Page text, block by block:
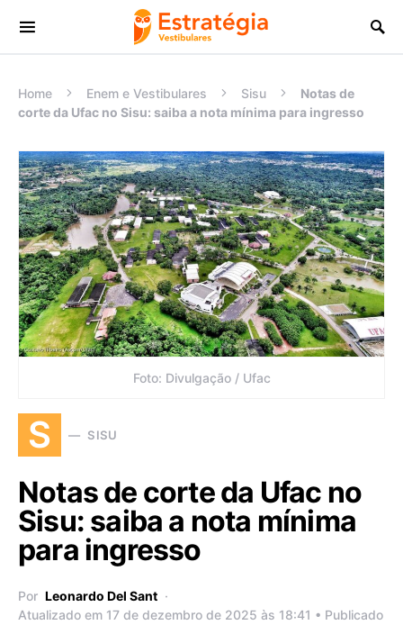
Procurar:
Home Enem e Vestibulares Sisu
Notas de
corte da Ufac no Sisu: saiba a nota mínima para ingresso
Foto: Divulgação / Ufac
S SISU
Notas de corte da Ufac no
Sisu: saiba a nota mínima
para ingresso
Por Leonardo Del Sant
Atualizado em 17 de dezembro de 2025 às 18:41 • Publicado